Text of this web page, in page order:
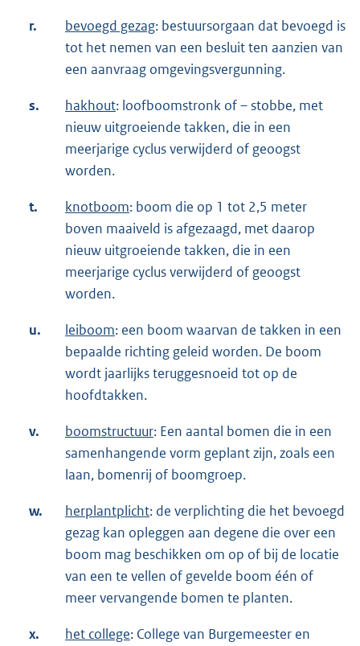
r. bevoegd gezag: bestuursorgaan dat bevoegd is
tot het nemen van een besluit ten aanzien van
een aanvraag omgevingsvergunning.
s. hakhout: loofboomstronk of – stobbe, met
nieuw uitgroeiende takken, die in een
meerjarige cyclus verwijderd of geoogst
worden.
t. knotboom: boom die op 1 tot 2,5 meter
boven maaiveld is afgezaagd, met daarop
nieuw uitgroeiende takken, die in een
meerjarige cyclus verwijderd of geoogst
worden.
u. leiboom: een boom waarvan de takken in een
bepaalde richting geleid worden. De boom
wordt jaarlijks teruggesnoeid tot op de
hoofdtakken.
v. boomstructuur: Een aantal bomen die in een
samenhangende vorm geplant zijn, zoals een
laan, bomenrij of boomgroep.
w. herplantplicht: de verplichting die het bevoegd
gezag kan opleggen aan degene die over een
boom mag beschikken om op of bij de locatie
van een te vellen of gevelde boom één of
meer vervangende bomen te planten.
x. het college: College van Burgemeester en